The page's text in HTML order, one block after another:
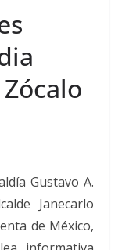
Gustavo A.
Janecarlo
de México,